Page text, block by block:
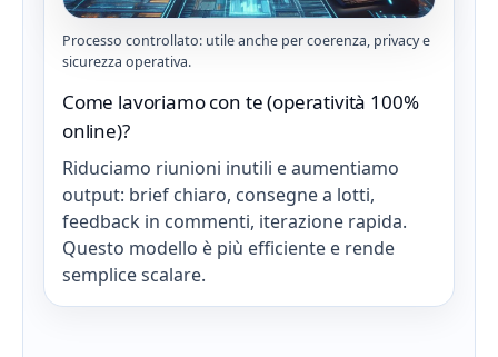
Processo controllato: utile anche per coerenza, privacy e
sicurezza operativa.
Come lavoriamo con te (operatività 100%
online)?
Riduciamo riunioni inutili e aumentiamo
output: brief chiaro, consegne a lotti,
feedback in commenti, iterazione rapida.
Questo modello è più efficiente e rende
semplice scalare.